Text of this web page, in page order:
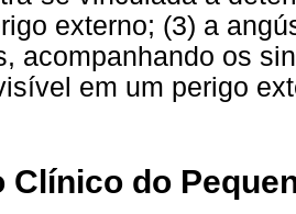
externo; (3) a
acompanhando os
em um perigo
Clínico do